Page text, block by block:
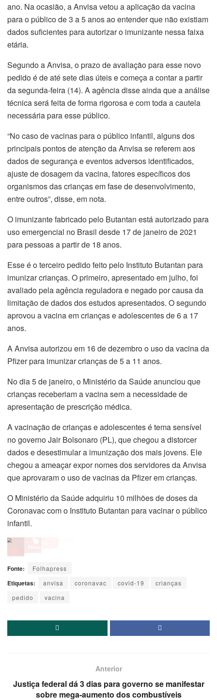
ano. Na ocasião, a Anvisa vetou a aplicação da vacina
para o público de 3 a 5 anos ao entender que não existiam
dados suficientes para autorizar o imunizante nessa faixa
etária.
Segundo a Anvisa, o prazo de avaliação para esse novo
pedido é de até sete dias úteis e começa a contar a partir
da segunda-feira (14). A agência disse ainda que a análise
técnica será feita de forma rigorosa e com toda a cautela
necessária para esse público.
“No caso de vacinas para o público infantil, alguns dos
principais pontos de atenção da Anvisa se referem aos
dados de segurança e eventos adversos identificados,
ajuste de dosagem da vacina, fatores específicos dos
organismos das crianças em fase de desenvolvimento,
entre outros”, disse, em nota.
O imunizante fabricado pelo Butantan está autorizado para
uso emergencial no Brasil desde 17 de janeiro de 2021
para pessoas a partir de 18 anos.
Esse é o terceiro pedido feito pelo Instituto Butantan para
imunizar crianças. O primeiro, apresentado em julho, foi
avaliado pela agência reguladora e negado por causa da
limitação de dados dos estudos apresentados. O segundo
aprovou a vacina em crianças e adolescentes de 6 a 17
anos.
A Anvisa autorizou em 16 de dezembro o uso da vacina da
Pfizer para imunizar crianças de 5 a 11 anos.
No dia 5 de janeiro, o Ministério da Saúde anunciou que
crianças receberiam a vacina sem a necessidade de
apresentação de prescrição médica.
A vacinação de crianças e adolescentes é tema sensível
no governo Jair Bolsonaro (PL), que chegou a distorcer
dados e desestimular a imunização dos mais jovens. Ele
chegou a ameaçar expor nomes dos servidores da Anvisa
que aprovaram o uso de vacinas da Pfizer em crianças.
O Ministério da Saúde adquiriu 10 milhões de doses da
Coronavac com o Instituto Butantan para vacinar o público
infantil.
Fonte: Folhapress
Etiquetas: anvisa coronavac covid-19
crianças
pedido
vacina
Anterior
Justiça federal dá 3 dias para governo se manifestar
sobre mega-aumento dos combustíveis